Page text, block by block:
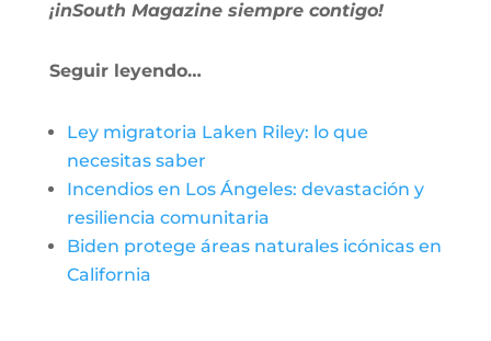
¡inSouth Magazine siempre contigo!
Seguir leyendo…
Ley migratoria Laken Riley: lo que
necesitas saber
Incendios en Los Ángeles: devastación y
resiliencia comunitaria
Biden protege áreas naturales icónicas en
California